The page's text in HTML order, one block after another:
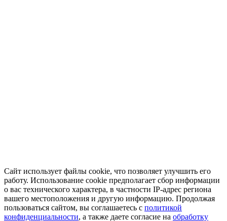
Сайт использует файлы cookie, что позволяет улучшить его
работу. Использование cookie предполагает сбор информации
о вас технического характера, в частности IP-адрес региона
вашего местоположения и другую информацию. Продолжая
пользоваться сайтом, вы соглашаетесь с политикой
конфиденциальности, а также даете согласие на обработку